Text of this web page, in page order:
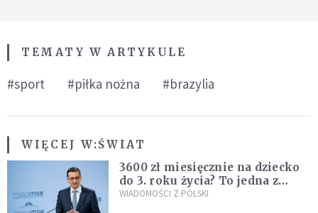
TEMATY W ARTYKULE
#sport #piłka nożna #brazylia
WIĘCEJ W:ŚWIAT
3600 zł miesięcznie na dziecko
do 3. roku życia? To jedna z
propozycji programu "Rozwój
WIADOMOŚCI Z POLSKI